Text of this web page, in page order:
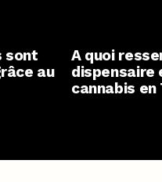
sont
au
A quoi
dispensaire
cannabis